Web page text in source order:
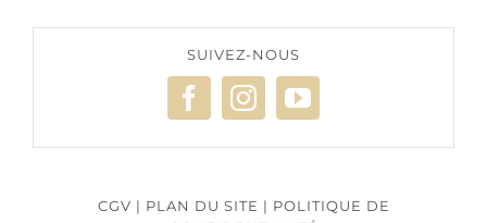
SUIVEZ-NOUS
CGV | PLAN DU SITE | POLITIQUE DE